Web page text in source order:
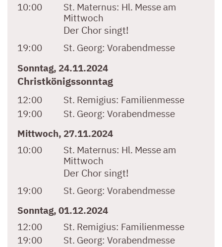
10:00
St. Maternus: Hl. Messe am
Mittwoch
Der Chor singt!
19:00 St. Georg:Vorabendmesse
Sonntag, 24.11.2024
Christkönigssonntag
12:00 St. Remigius: Familienmesse
19:00
St. Georg:Vorabendmesse
Mittwoch, 27.11.2024
10:00
St. Maternus: Hl. Messe am
Mittwoch
Der Chor singt!
19:00 St. Georg:Vorabendmesse
Sonntag, 01.12.2024
12:00
St. Remigius: Familienmesse
19:00
St. Georg:Vorabendmesse